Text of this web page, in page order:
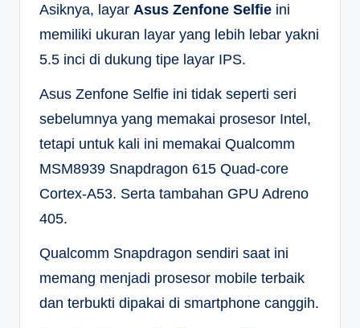
Asiknya, layar Asus Zenfone Selfie ini
memiliki ukuran layar yang lebih lebar yakni
5.5 inci di dukung tipe layar IPS.
Asus Zenfone Selfie ini tidak seperti seri
sebelumnya yang memakai prosesor Intel,
tetapi untuk kali ini memakai Qualcomm
MSM8939 Snapdragon 615 Quad-core
Cortex-A53. Serta tambahan GPU Adreno
405.
Qualcomm Snapdragon sendiri saat ini
memang menjadi prosesor mobile terbaik
dan terbukti dipakai di smartphone canggih.